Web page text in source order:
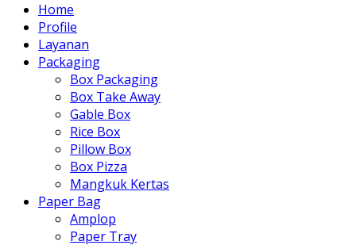
Home
Profile
Layanan
Packaging
Box Packaging
Box Take Away
Gable Box
Rice Box
Pillow Box
Box Pizza
Mangkuk Kertas
Paper Bag
Amplop
Paper Tray